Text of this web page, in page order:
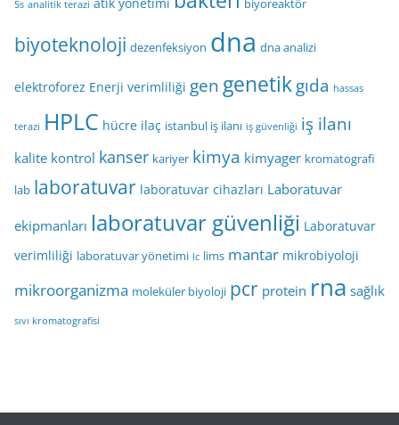
5s analitik terazi biyoreaktör
biyoteknoloji dezenfeksiyon dna dna analizi
elektroforez Enerji verimliliği gen genetikgıda hassas
terazi HPLC hücre ilaç istanbul iş ilanı iş güvenliği iş ilanı
kalite kontrol kanser kariyer kimya kimyager kromatografi
lab laboratuvar laboratuvar cihazları Laboratuvar
ekipmanları laboratuvar güvenliği Laboratuvar
verimliliği laboratuvar yönetimi lc lims mantar mikrobiyoloji
mikroorganizma moleküler biyoloji pcr protein rna sağlık
sıvı kromatografisi